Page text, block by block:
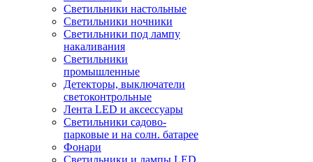
Светильники настольные
Светильники ночники
Светильники под лампу
накаливания
Светильники
промышленные
Детекторы, выключатели
светоконтрольные
Лента LED и аксессуары
Светильники садово-
парковые и на солн. батарее
Фонари